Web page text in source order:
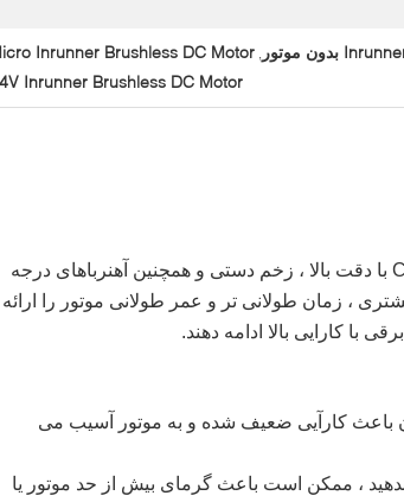
Inrunner Brushless DC Motor
Inrunner Brushless DC Motor
موتورهای Brushless Motors ، با استفاده از دستگاه CNC با دقت بالا ، زخم دستی و همچنین آهنرباهای درجه
، زمان طولانی تر و عمر طولانی موتور را ارائه
با کارایی بالا ادامه دهند.
باعث كارآیی ضعیف شده و به موتور آسیب می
قرار ندهید ، ممکن است باعث گرمای بیش از حد موتور یا